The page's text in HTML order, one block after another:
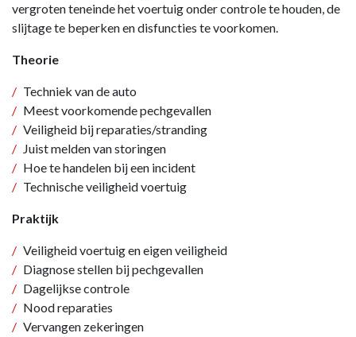
vergroten teneinde het voertuig onder controle te houden, de
slijtage te beperken en disfuncties te voorkomen.
Theorie
Techniek van de auto
Meest voorkomende pechgevallen
Veiligheid bij reparaties/stranding
Juist melden van storingen
Hoe te handelen bij een incident
Technische veiligheid voertuig
Praktijk
Veiligheid voertuig en eigen veiligheid
Diagnose stellen bij pechgevallen
Dagelijkse controle
Nood reparaties
Vervangen zekeringen